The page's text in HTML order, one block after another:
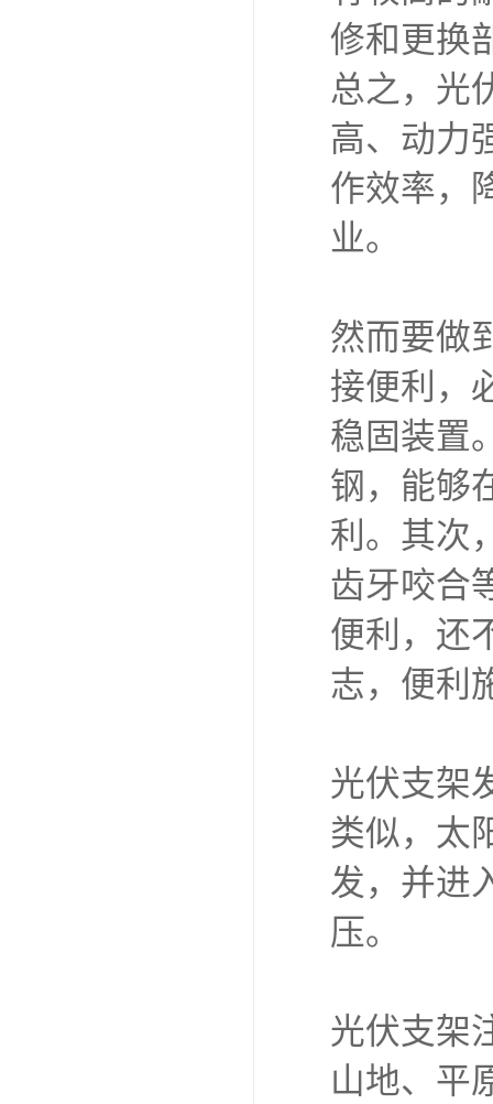
修和更换
总之，光
高、动力
作效率，
业。
然而要做
接便利，
稳固装置
钢，能够
利。其次
齿牙咬合
便利，还
志，便利
光伏支架
类似，太
发，并进
压。
光伏支架
山地、平